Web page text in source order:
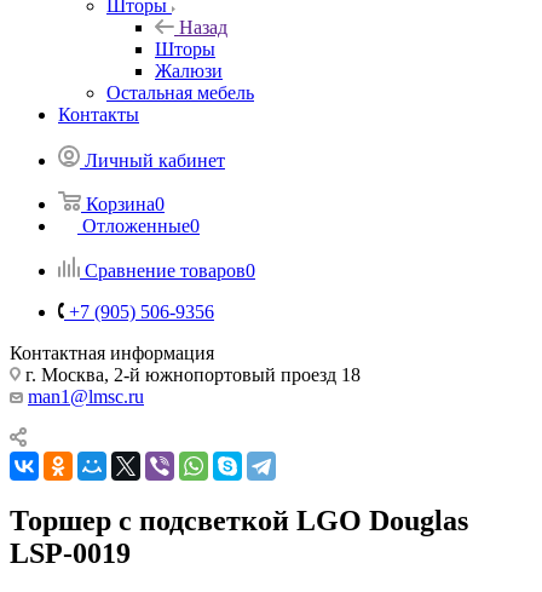
Шторы
Назад
Шторы
Жалюзи
Остальная мебель
Контакты
Личный кабинет
Корзина0
Отложенные0
Сравнение товаров0
+7 (905) 506-9356
Контактная информация
г. Москва, 2-й южнопортовый проезд 18
man1@lmsc.ru
Торшер с подсветкой LGO Douglas
LSP-0019